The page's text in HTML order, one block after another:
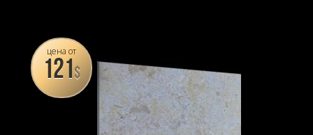
цена от
121$